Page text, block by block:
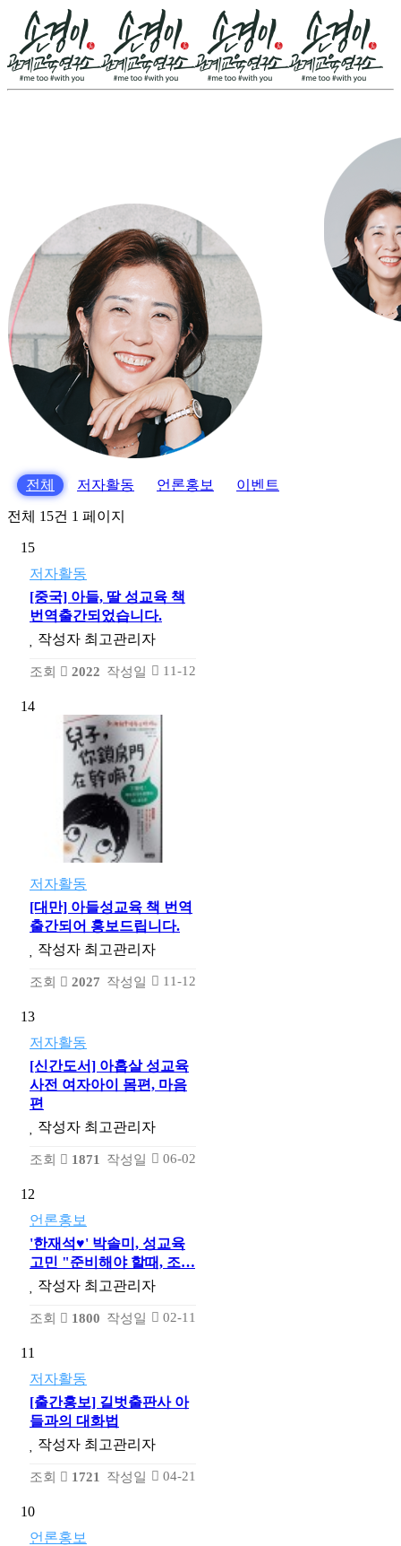
전체 저자활동 언론홍보 이벤트
전체 15건 1 페이지
15
저자활동
[중국] 아들, 딸 성교육 책
번역출간되었습니다.
작성자 최고관리자
조회 2022 작성일 11-12
14
저자활동
[대만] 아들성교육 책 번역
출간되어 홍보드립니다.
작성자 최고관리자
조회 2027 작성일 11-12
13
저자활동
[신간도서] 아홉살 성교육
사전 여자아이 몸편, 마음
편
작성자 최고관리자
조회 1871 작성일 06-02
12
언론홍보
'한재석♥' 박솔미, 성교육
고민 "준비해야 할때, 조…
작성자 최고관리자
조회 1800 작성일 02-11
11
저자활동
[출간홍보] 길벗출판사 아
들과의 대화법
작성자 최고관리자
조회 1721 작성일 04-21
10
언론홍보